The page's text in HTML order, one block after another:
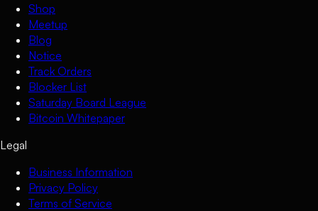
Shop
Meetup
Blog
Notice
Track Orders
Blocker List
Saturday Board League
Bitcoin Whitepaper
Legal
Business Information
Privacy Policy
Terms of Service